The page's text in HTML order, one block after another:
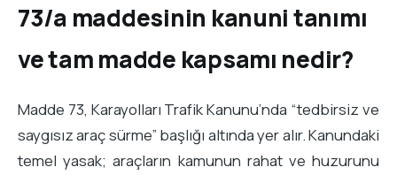
73/a maddesinin kanuni tanımı
ve tam madde kapsamı nedir?
Madde 73, Karayolları Trafik Kanunu’nda “tedbirsiz ve
saygısız araç sürme” başlığı altında yer alır. Kanundaki
temel yasak; araçların kamunun rahat ve huzurunu